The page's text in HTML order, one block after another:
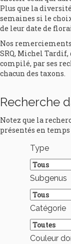
Plus que la
semaines si le
de leur date de
Nos
SRQ, Michel
compilé, par ses
chacun des taxons.
Recherche
Notez que la
présentés en temps
Type
Subgenus
Catégorie
Couleur